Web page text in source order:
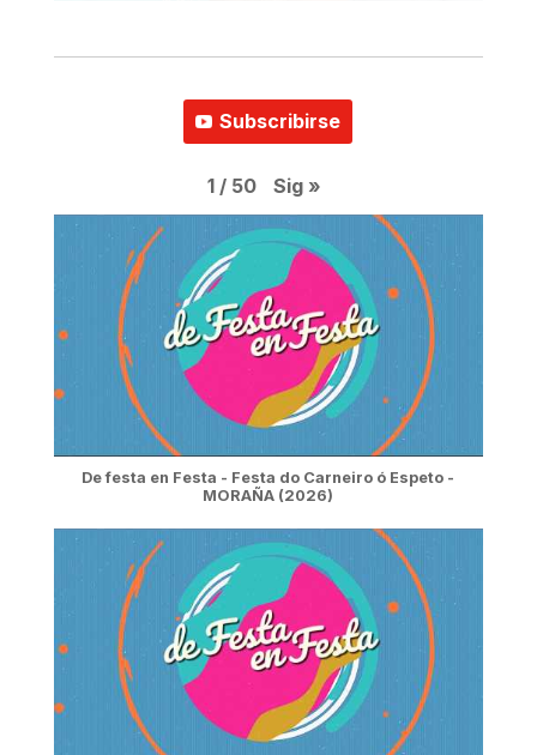
Subscribirse
1 / 50 Sig »
De festa en Festa - Festa do Carneiro ó Espeto -
MORAÑA (2026)